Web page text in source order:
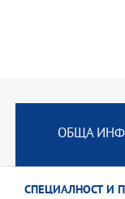
ОБЩА
СПЕЦИАЛНОСТ И